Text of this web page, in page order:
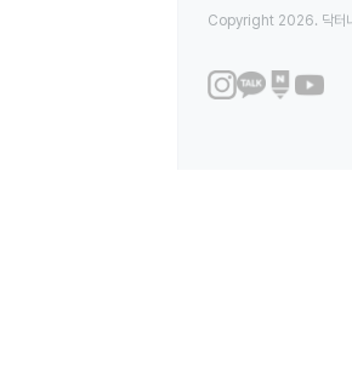
Copyright 2026. 닥터